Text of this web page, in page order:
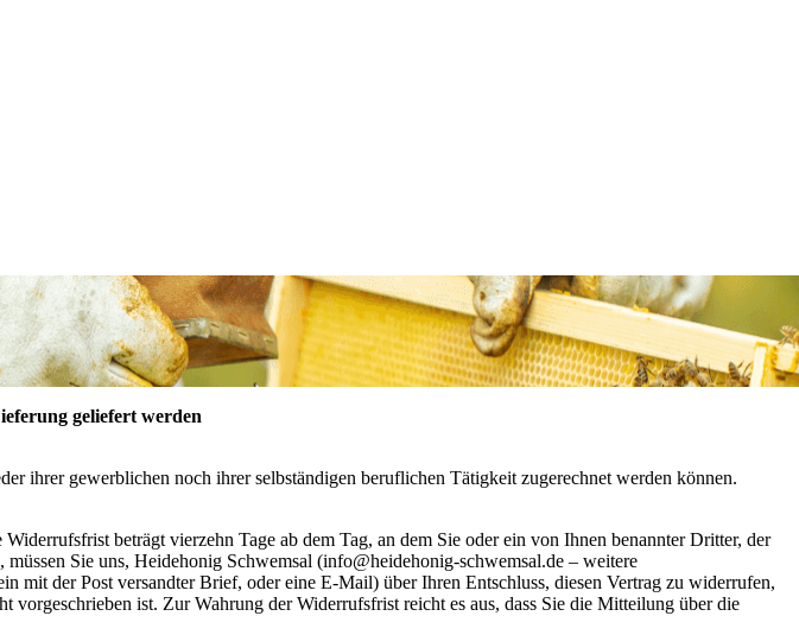
geliefert werden
ihrer gewerblichen noch ihrer selbständigen beruflichen Tätigkeit zugerechnet werden können.
beträgt vierzehn Tage ab dem Tag, an dem Sie oder ein von Ihnen benannter Dritter, der
Sie uns, Heidehonig Schwemsal (info@heidehonig-schwemsal.de – weitere
mit der Post versandter Brief, oder eine E-Mail) über Ihren Entschluss, diesen Vertrag zu widerrufen,
ist. Zur Wahrung der Widerrufsfrist reicht es aus, dass Sie die Mitteilung über die